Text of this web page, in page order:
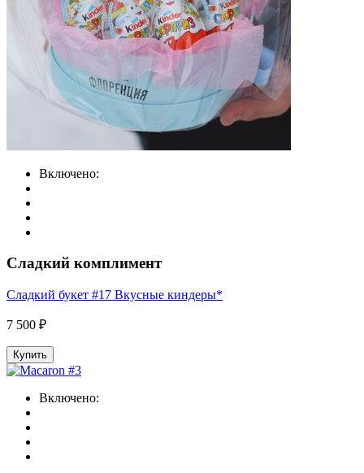
Включено:
Сладкий комплимент
Сладкий букет #17 Вкусные киндеры*
7 500 ₽
Купить
Включено: